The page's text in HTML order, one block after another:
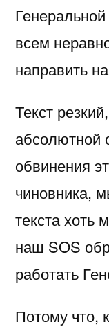
всем
направить
Текст
абсолютной
обвинения
чиновника,
текста
наш SOS
работать
Потому что,